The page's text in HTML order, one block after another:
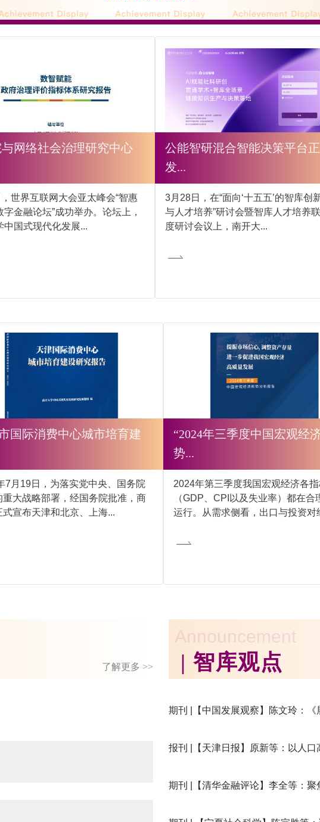
网络社会治理研究中心
世界互联网大会亚太峰会“智惠
字金融论坛”成功举办。论坛上，
中国式现代化发展...
公能智研混合智能决策平台
发...
3月28日，在“面向‘十五五’的智库创
与人才培养”研讨会暨智库人才培养
度研讨会议上，南开大...
国际消费中心城市培育建
7月19日，为落实党中央、国务院
重大战略部署，经国务院批准，商
式宣布天津和北京、上海...
“2024年三季度中国宏观经
势...
2024年第三季度我国宏观经济各
（GDP、CPI以及失业率）都在合
运行。从需求侧看，出口与投资对
了解更多 >>
Announcement
| 智库观点
期刊 |【中国发展观察】陈文玲：《
报刊 |【天津日报】原新等：以人
期刊 |【清华金融评论】李全等：